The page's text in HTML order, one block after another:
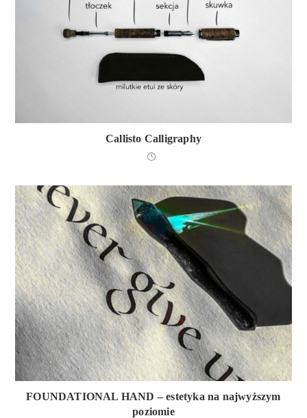
Callisto Calligraphy
FOUNDATIONAL HAND – estetyka na najwyższym
poziomie